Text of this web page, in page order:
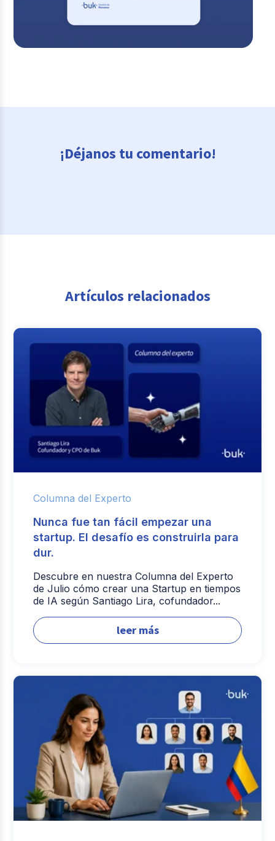
¡Déjanos tu comentario!
Artículos relacionados
Columna del Experto
Nunca fue tan fácil empezar una
startup. El desafío es construirla para
dur.
Descubre en nuestra Columna del Experto
de Julio cómo crear una Startup en tiempos
de IA según Santiago Lira, cofundador...
leer más